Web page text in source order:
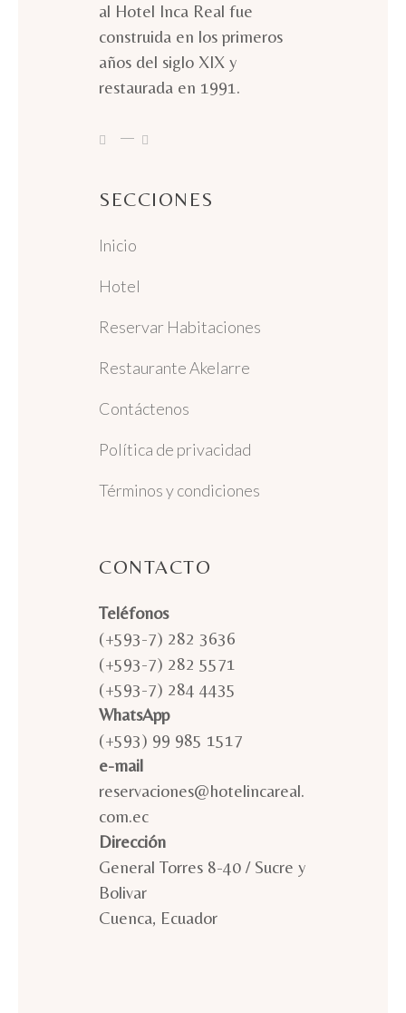
al Hotel Inca Real fue
construida en los primeros
años del siglo XIX y
restaurada en 1991.
SECCIONES
Inicio
Hotel
Reservar Habitaciones
Restaurante Akelarre
Contáctenos
Política de privacidad
Términos y condiciones
CONTACTO
Teléfonos
(+593-7) 282 3636
(+593-7) 282 5571
(+593-7) 284 4435
WhatsApp
(+593) 99 985 1517
e-mail
reservaciones@hotelincareal.
com.ec
Dirección
General Torres 8-40 / Sucre y
Bolivar
Cuenca, Ecuador